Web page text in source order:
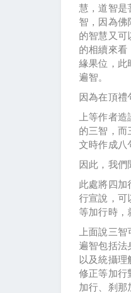
慧，道智是
智，因為佛
的智慧又可
的相續來看
緣果位，
遍智。
因為在頂禮
上等作者
的三智，
文時作成八
因此，我們
此處將四加
行宣說，可
等加行時，
上面說三
遍智包括法
以及統攝理
修正等加行
加行、刹那